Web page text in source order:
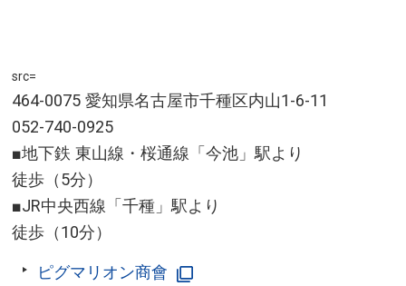
src=
464-0075 愛知県名古屋市千種区内山1-6-11
052-740-0925
■地下鉄 東山線・桜通線「今池」駅より
徒歩（5分）
■JR中央西線「千種」駅より
徒歩（10分）
ピグマリオン商會